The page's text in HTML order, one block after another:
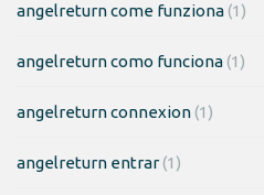
angelreturn come funziona(1)
angelreturn como funciona(1)
angelreturn connexion(1)
angelreturn entrar(1)